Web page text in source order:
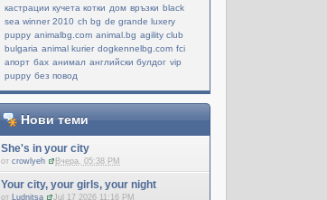
кастрации кучета котки дом връзки black
sea winner 2010 ch bg de grande luxery
puppy animalbg.com animal.bg agility club
bulgaria animal kurier dogkennelbg.com fci
апорт бах анимал английски булдог vip
puppy без повод
Нови теми
She's in your city
отcrowlyeh Вчера, 05:38 PM
Your city, your girls, your night
от Ludnitsa Jul 17 2026 11:16 PM